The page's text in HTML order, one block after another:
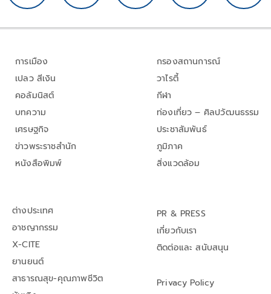
การเมือง
เปลว สีเงิน
คอลัมนิสต์
บทความ
เศรษฐกิจ
ข่าวพระราชสำนัก
หนังสือพิมพ์
กรองสถานการณ์
วาไรตี้
กีฬา
ท่องเที่ยว – ศิลปวัฒนธรรม
ประชาสัมพันธ์
ภูมิภาค
สิ่งแวดล้อม
ต่างประเทศ
อาชญากรรม
X-CITE
ยานยนต์
สาธารณสุข-คุณภาพชีวิต
PR & PRESS
เกี่ยวกับเรา
ติดต่อและ สนับสนุน
Privacy Policy